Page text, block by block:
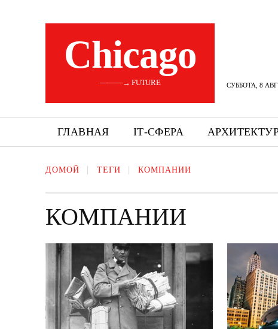
Сhicago
———→ FUTURE СУББОТА, 8
ГЛАВНАЯ ІТ-СФЕРА
ДОМОЙ ТЕГИ КОМПАНИИ
КОМПАНИИ